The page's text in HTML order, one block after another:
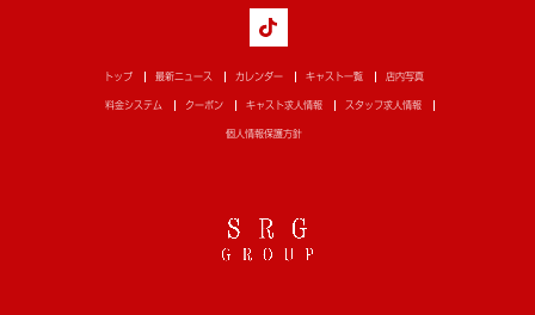
トップ 最新ニュース カレンダー キャスト一覧 店内写真
料金システム クーポン キャスト求人情報 スタッフ求人情報
個人情報保護方針